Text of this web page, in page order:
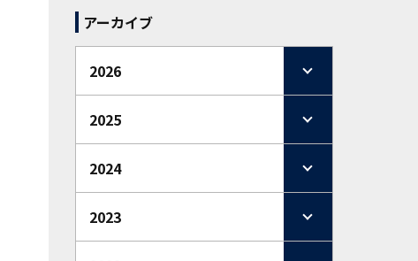
アーカイブ
2026
2025
2024
2023